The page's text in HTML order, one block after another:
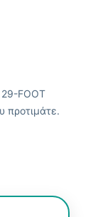
29-FOOT
προτιμάτε.